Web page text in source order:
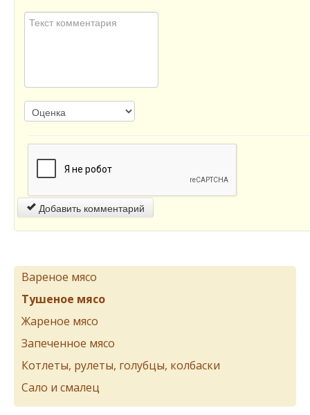
Добавить комментарий
Вареное мясо
Тушеное мясо
Жареное мясо
Запеченное мясо
Котлеты, рулеты, голубцы, колбаски
Сало и смалец